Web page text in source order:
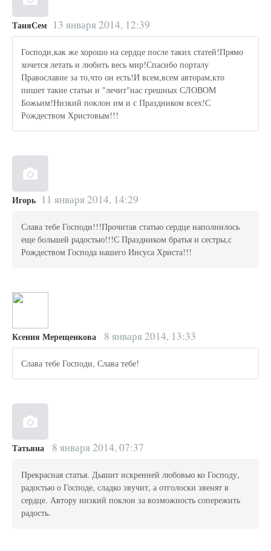
ТаняСем 13 января 2014, 12:39
Господи,как же хорошо на сердце после таких статей!Прямо
хочется летать и любить весь мир!Спасибо порталу
Православие за то,что он есть!И всем,всем авторам,кто
пишет такие статьи и "лечит"нас грешных СЛОВОМ
Божьим!Низкий поклон им и с Праздником всех!С
Рождеством Христовым!!!
Игорь 11 января 2014, 14:29
Слава тебе Господи!!!Прочитав статью сердце наполнилось
еще большей радостью!!!С Праздником братья и сестры,с
Рождеством Господа нашего Иисуса Христа!!!
Ксения Мерещенкова 8 января 2014, 13:33
Слава тебе Господи, Слава тебе!
Татьяна 8 января 2014, 07:37
Прекрасная статья. Дышит искренней любовью ко Господу,
радостью о Господе, сладко звучит, а отголоски звенят в
сердце. Автору низкий поклон за возможность сопережить
радость.